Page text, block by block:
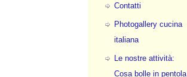
Contatti
Photogallery cucina
italiana
Le nostre attività:
Cosa bolle in pentola